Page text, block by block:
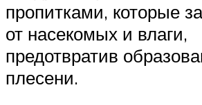
пропитками, которые
от насекомых и влаги,
предотвратив
плесени.